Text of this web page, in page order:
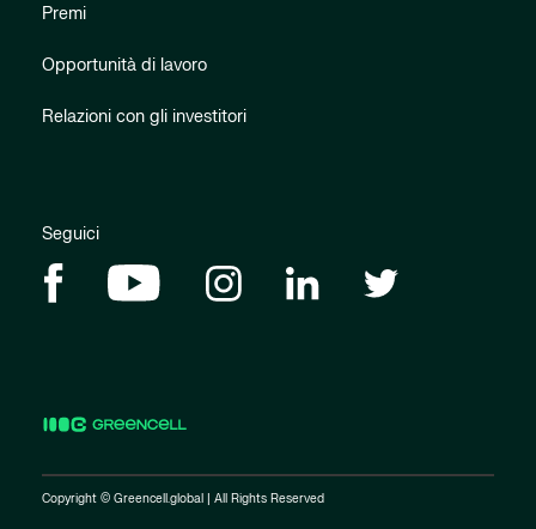
Premi
Opportunità di lavoro
Relazioni con gli investitori
Seguici
Copyright © Greencell.global | All Rights Reserved